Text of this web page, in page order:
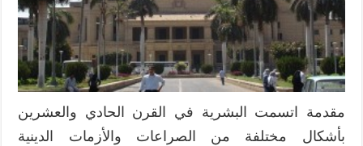
مقدمة اتسمت البشرية في القرن الحادي والعشرين
بأشكال مختلفة من الصراعات والأزمات الدينية